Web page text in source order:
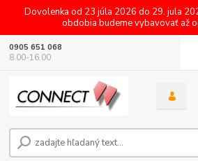
Dovolenka od 23 júla 2026 do 29. jula
obdobia budeme vybavovať až
0905 651 068
8.00-16.00